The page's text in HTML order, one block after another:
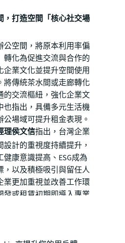
，打造空間「核心社交場
公空間，將原本利用率偏
轉化為促進交流與合作的
企業文化並提升空間使用
將傳統茶水間或走廊轉化
的交流樞紐，強化企業文
也指出，具備多元生活機
場域可提升租金表現。
理侯文信指出，台灣企業
計的重視度持續提升，
康意識提高、ESG成為
，以及積極吸引與留任人
業更加重視並改善工作環
發或租賃初期即導入專業
企業與業主更清楚掌握
造兼顧使用體驗、生產
間規劃，將有助於進一